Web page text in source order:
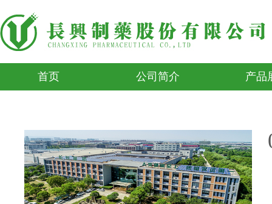
首页 公司简介 产品